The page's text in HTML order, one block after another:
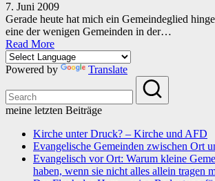
7. Juni 2009
Gerade heute hat mich ein Gemeindeglied
eine der wenigen Gemeinden in der…
Read More
Powered by Translate
meine letzten Beiträge
Kirche unter Druck? – Kirche und AFD
Evangelische Gemeinden zwischen Ort
Evangelisch vor Ort: Warum kleine
haben, wenn sie nicht alles allein tragen